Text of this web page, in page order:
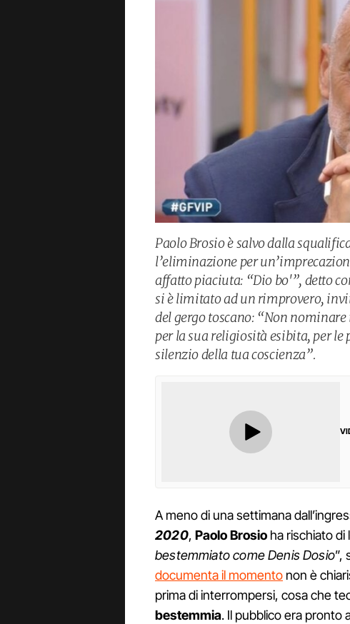
Paolo Brosio è salvo dalla
l’eliminazione per
affatto piaciuta: “Dio bo'”, detto
si è limitato ad un rimprovero,
del gergo toscano: “Non
per la sua religiosità esibita, per le
silenzio della tua coscienza”.
A meno di una settimana
2020, Paolo Brosioha rischiato di
bestemmiato come Denis Dosio”,
documenta il momento non è
prima di interrompersi, cosa che
bestemmia. Il pubblico era pronto